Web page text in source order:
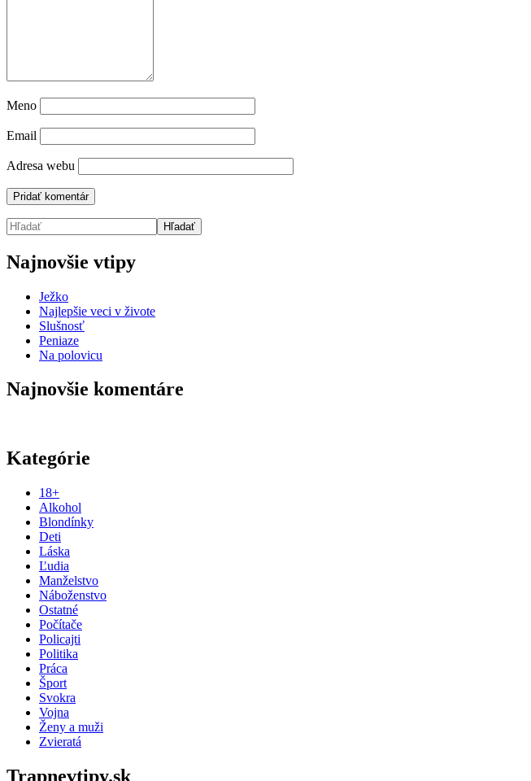
Meno
Email
Adresa webu
Najnovšie vtipy
Ježko
Najlepšie veci v živote
Slušnosť
Peniaze
Na polovicu
Najnovšie komentáre
Kategórie
18+
Alkohol
Blondínky
Deti
Láska
Ľudia
Manželstvo
Náboženstvo
Ostatné
Počítače
Policajti
Politika
Práca
Šport
Svokra
Vojna
Ženy a muži
Zvieratá
Trapnevtipy.sk